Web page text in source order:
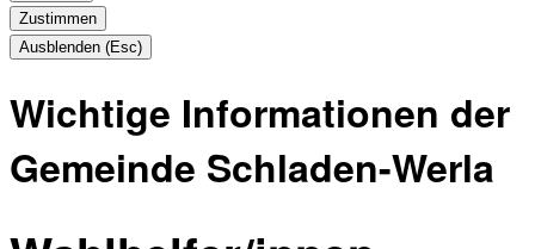
Zustimmen
Ausblenden (Esc)
Wichtige Informationen der
Gemeinde Schladen-Werla